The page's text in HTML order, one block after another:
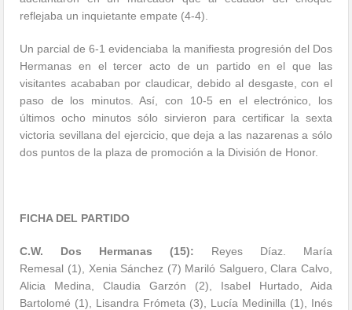
reflejaba un inquietante empate (4-4).
Un parcial de 6-1 evidenciaba la manifiesta progresión del Dos
Hermanas en el tercer acto de un partido en el que las
visitantes acababan por claudicar, debido al desgaste, con el
paso de los minutos. Así, con 10-5 en el electrónico, los
últimos ocho minutos sólo sirvieron para certificar la sexta
victoria sevillana del ejercicio, que deja a las nazarenas a sólo
dos puntos de la plaza de promoción a la División de Honor.
FICHA DEL PARTIDO
C.W. Dos Hermanas (15): Reyes Díaz. María
Remesal (1),
Xenia Sánchez (7) Mariló Salguero, Clara Calvo,
Alicia Medina, Claudia Garzón (2), Isabel Hurtado, Aida
Bartolomé (1), Lisandra Frómeta (3), Lucía Medinilla (1), Inés